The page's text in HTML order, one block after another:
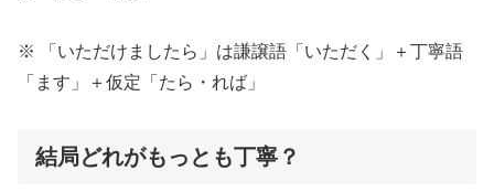
※ 「いただけましたら」は謙譲語「いただく」＋丁寧語
「ます」＋仮定「たら・れば」
結局どれがもっとも丁寧？